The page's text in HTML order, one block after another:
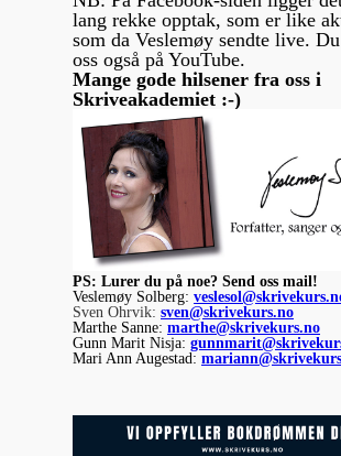
lang rekke opptak, som er like
som da Veslemøy sendte live.
oss også på YouTube.
Mange gode hilsener fra oss i
Skriveakademiet :-)
PS: Lurer du på noe? Send oss mail!
Veslemøy Solberg:
Sven Ohrvik: sven@skrivekurs.no
Marthe Sanne: marthe@skrivekurs.no
Gunn Marit Nisja:
Mari Ann Augestad: